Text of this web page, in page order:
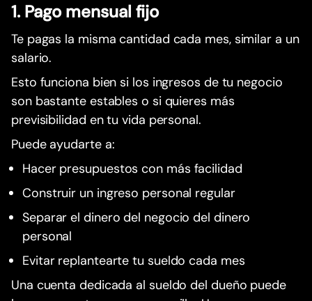
1. Pago mensual fijo
Te pagas la misma cantidad cada mes, similar a un
salario.
Esto funciona bien si los ingresos de tu negocio
son bastante estables o si quieres más
previsibilidad en tu vida personal.
Puede ayudarte a:
Hacer presupuestos con más facilidad
Construir un ingreso personal regular
Separar el dinero del negocio del dinero
personal
Evitar replantearte tu sueldo cada mes
Una cuenta dedicada al sueldo del dueño puede